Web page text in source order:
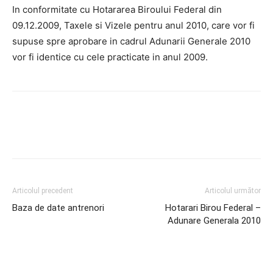
In conformitate cu Hotararea Biroului Federal din
09.12.2009, Taxele si Vizele pentru anul 2010, care vor fi
supuse spre aprobare in cadrul Adunarii Generale 2010
vor fi identice cu cele practicate in anul 2009.
Articolul precedent
Baza de date antrenori
Articolul următor
Hotarari Birou Federal –
Adunare Generala 2010